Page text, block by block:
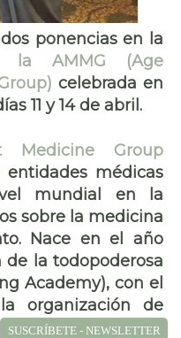
ponencias en la
la AMMG (Age
celebrada en
11 y 14 de abril.
Medicine Group
médicas
mundial en la
sobre la medicina
Nace en el año
la todopoderosa
Academy), con el
organización de
más próximos
SUSCRÍBETE - NEWSLETTER